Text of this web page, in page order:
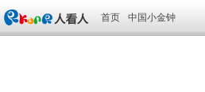
首页 中国小金钟